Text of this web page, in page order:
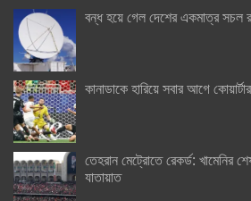
বন্ধ হয়ে গেল দেশের একমাত্র সচল
কানাডাকে হারিয়ে সবার আগে
তেহরান মেট্রোতে রেকর্ড: খামেনির
যাতায়াত